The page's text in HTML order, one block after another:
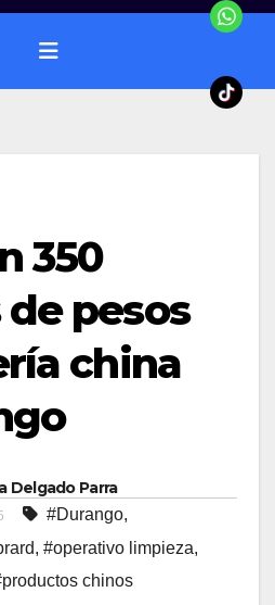
350
pesos
china
Delgado Parra
#Durango,
, #operativo limpieza,
chinos